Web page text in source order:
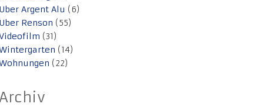
Uber Argent Alu (6)
Uber Renson (55)
(31)
(14)
(22)